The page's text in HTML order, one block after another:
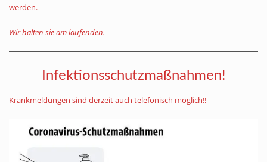
werden.
Wir halten sie am laufenden.
Infektionsschutzmaßnahmen!
Krankmeldungen sind derzeit auch telefonisch möglich!!